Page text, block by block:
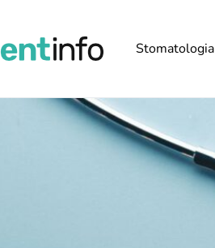
Stomatologia